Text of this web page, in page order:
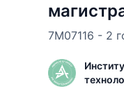
7М07116 - 2